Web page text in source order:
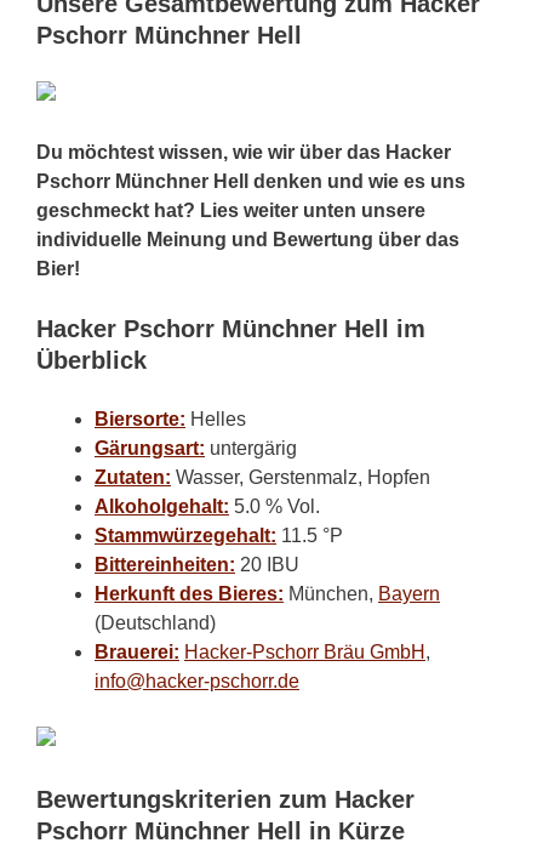
Pschorr Münchner Hell
Du möchtest wissen, wie wir über das Hacker
Pschorr Münchner Hell denken und wie es uns
geschmeckt hat? Lies weiter unten unsere
individuelle Meinung und Bewertung über das
Bier!
Hacker Pschorr Münchner Hell im
Überblick
Biersorte: Helles
Gärungsart: untergärig
Zutaten: Wasser, Gerstenmalz, Hopfen
Alkoholgehalt: 5.0 % Vol.
Stammwürzegehalt: 11.5 °P
Bittereinheiten: 20 IBU
Herkunft des Bieres: München, Bayern
(Deutschland)
Brauerei: Hacker-Pschorr Bräu GmbH ,
info@hacker-pschorr.de
Bewertungskriterien zum Hacker
Pschorr Münchner Hell in Kürze